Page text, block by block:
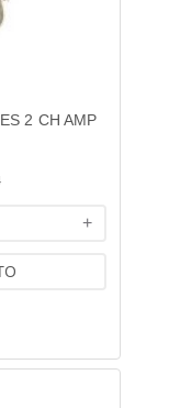
2 CH AMP
+